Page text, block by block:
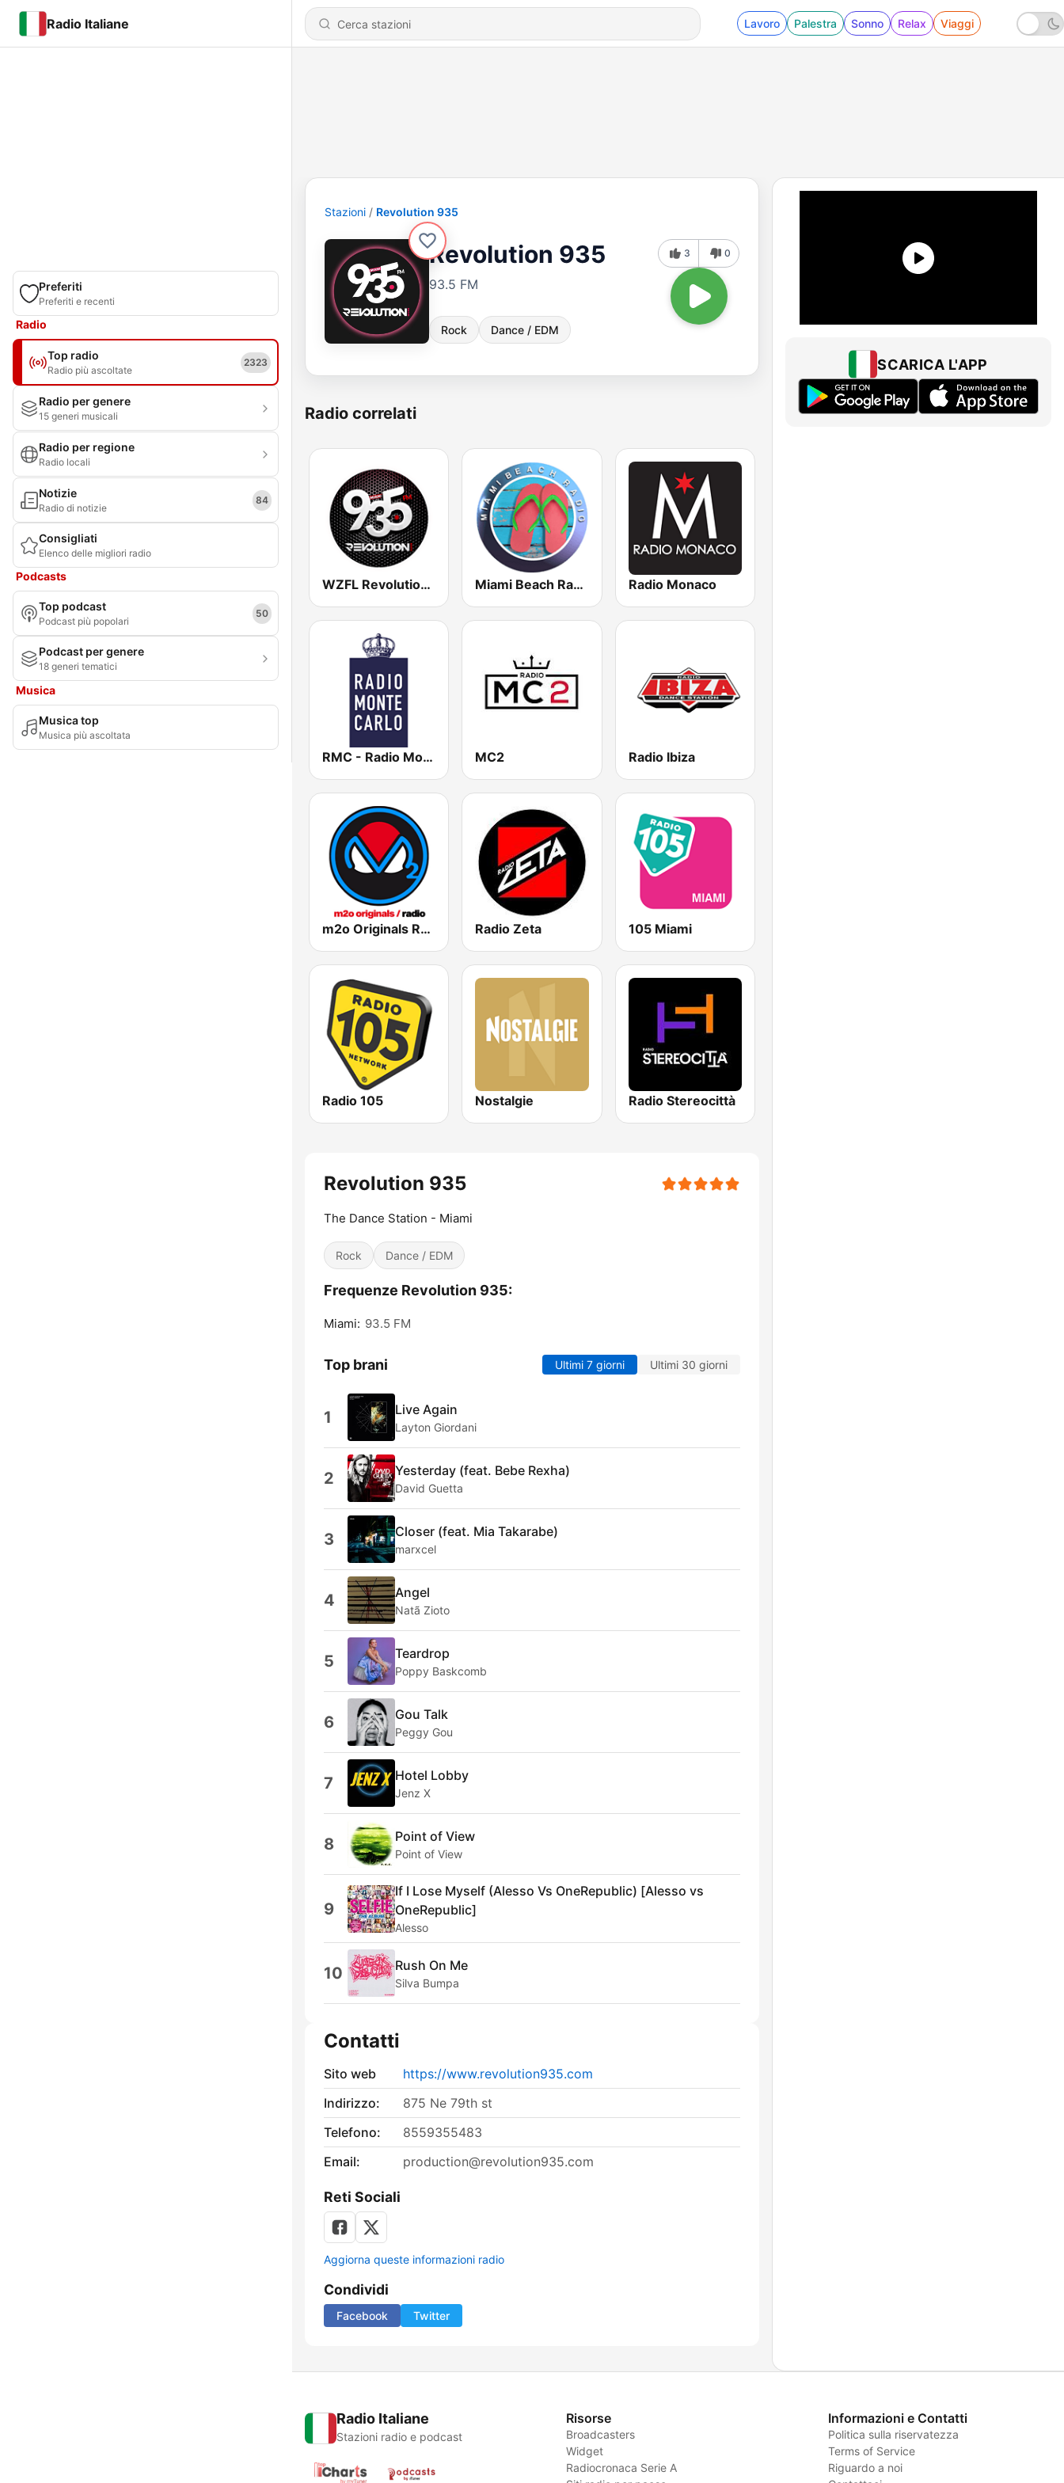
Radio Italiane Lavoro Palestra Sonno Relax Viaggi
Preferiti
Preferiti e recenti
Radio
Top radio
Radio più ascoltate
2323
Radio per genere
15 generi musicali
Radio per regione
Radio locali
Notizie
Radio di notizie
84
Consigliati
Elenco delle migliori radio
Podcasts
Top podcast
Podcast più popolari
50
Podcast per genere
18 generi tematici
Musica
Musica top
Musica più ascoltata
Stazioni Revolution 935
Revolution 935
93.5 FM
Rock Dance / EDM
3 0
Radio correlati
WZFL Revolution 93.5 FM Miami Beach Radio Radio Monaco
RMC - Radio Monte Carlo MC2 Radio Ibiza
m2o Originals Radio Radio Zeta 105 Miami
Radio 105 Nostalgie Radio Stereocittà
Revolution 935
The Dance Station - Miami
Rock Dance / EDM
Frequenze Revolution 935:
Miami: 93.5 FM
Top brani Ultimi 7 giorni Ultimi 30 giorni
1 Live Again
Layton Giordani
2 Yesterday (feat. Bebe Rexha)
David Guetta
3 Closer (feat. Mia Takarabe)
marxcel
4 Angel
Natã Zioto
5 Teardrop
Poppy Baskcomb
6 Gou Talk
Peggy Gou
7 Hotel Lobby
Jenz X
8 Point of View
Point of View
9
If I Lose Myself (Alesso Vs OneRepublic) [Alesso vs
OneRepublic]
Alesso
10 Rush On Me
Silva Bumpa
Contatti
Sito web
https://www.revolution935.com
Indirizzo:
875 Ne 79th st
Telefono:
8559355483
Email:
production@revolution935.com
Reti Sociali
Aggiorna queste informazioni radio
Condividi
Facebook Twitter
SCARICA L'APP
Radio Italiane
Stazioni radio e podcast
Risorse
Broadcasters
Widget
Radiocronaca Serie A
Informazioni e Contatti
Politica sulla riservatezza
Terms of Service
Riguardo a noi